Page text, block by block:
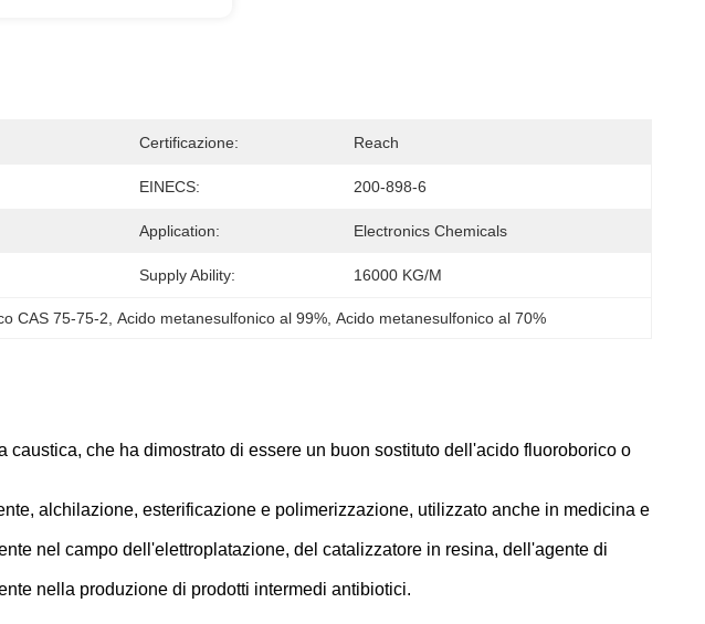
Certificazione: Reach
EINECS: 200-898-6
Application: Electronics Chemicals
Supply Ability: 16000 KG/M
CAS 75-75-2 , Acido metanesulfonico al 99% , Acido metanesulfonico al 70%
caustica, che ha dimostrato di essere un buon sostituto dell'acido fluoroborico o
alchilazione, esterificazione e polimerizzazione, utilizzato anche in medicina e
nel campo dell'elettroplatazione, del catalizzatore in resina, dell'agente di
nella produzione di prodotti intermedi antibiotici.